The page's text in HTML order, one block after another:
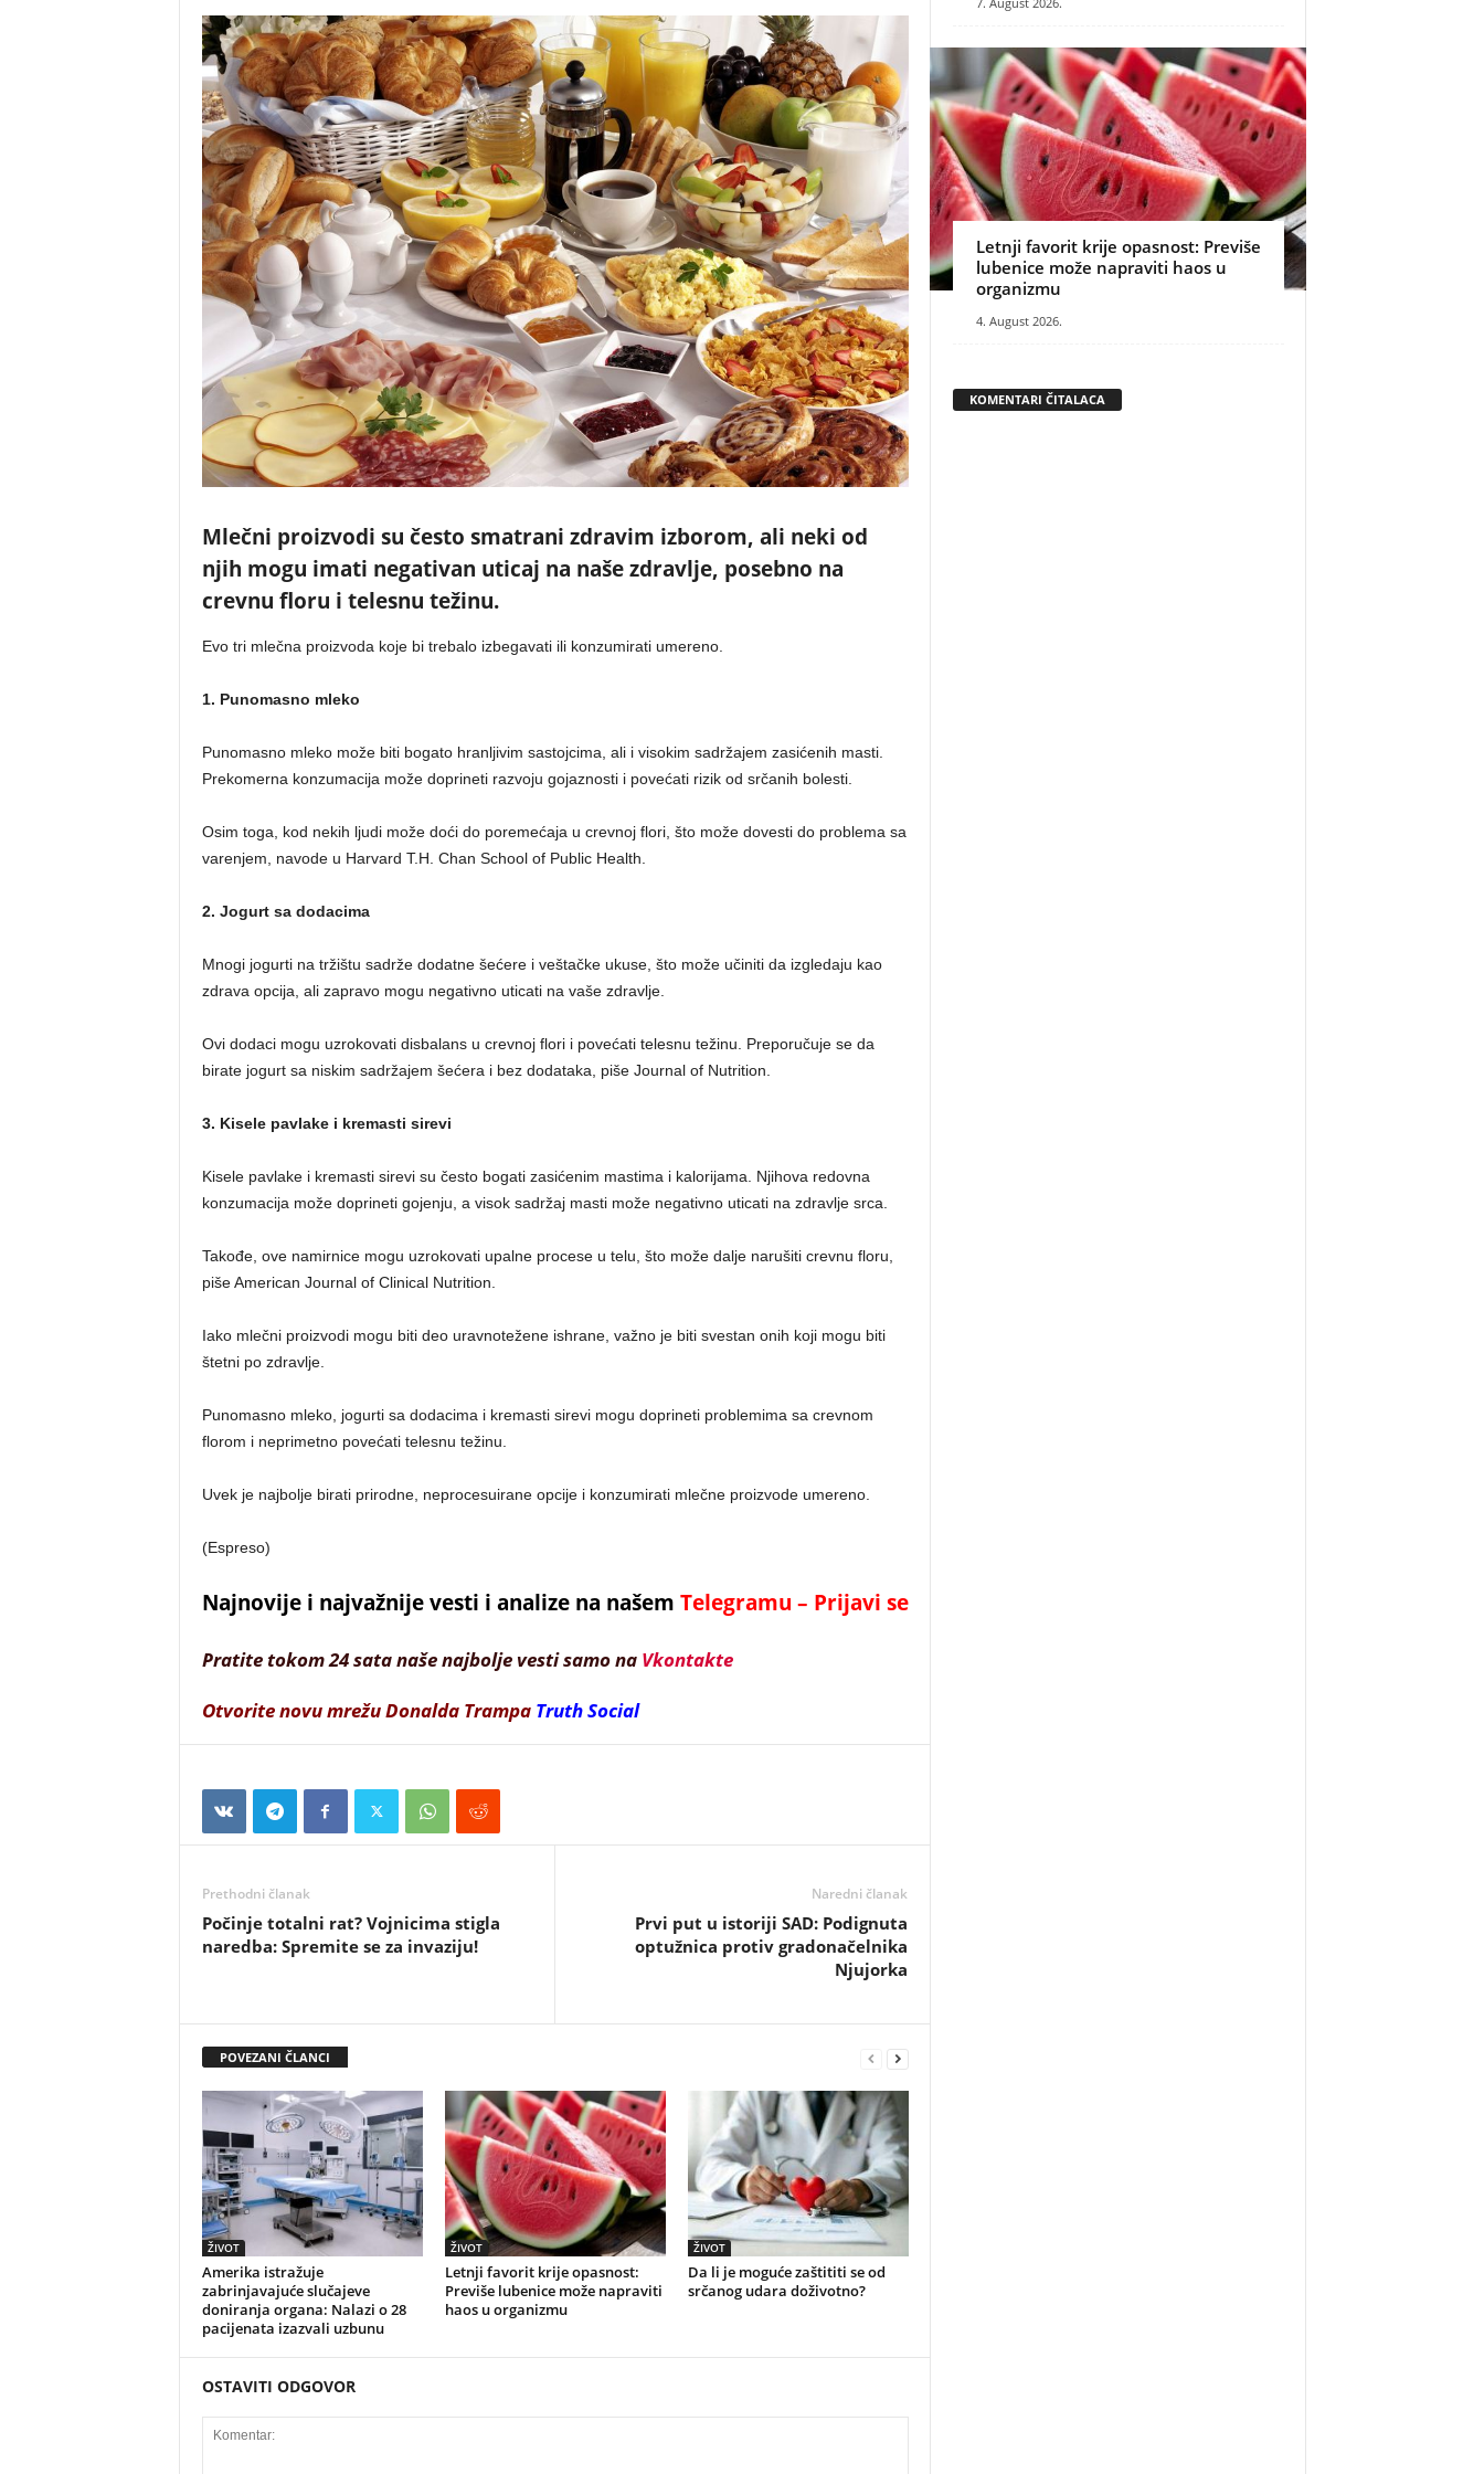
Mlečni proizvodi su često smatrani zdravim izborom, ali neki od
njih mogu imati negativan uticaj na naše zdravlje, posebno na
crevnu floru i telesnu težinu.
Evo tri mlečna proizvoda koje bi trebalo izbegavati ili konzumirati umereno.
1. Punomasno mleko
Punomasno mleko može biti bogato hranljivim sastojcima, ali i visokim sadržajem zasićenih masti.
Prekomerna konzumacija može doprineti razvoju gojaznosti i povećati rizik od srčanih bolesti.
Osim toga, kod nekih ljudi može doći do poremećaja u crevnoj flori, što može dovesti do problema sa
varenjem, navode u Harvard T.H. Chan School of Public Health.
2. Jogurt sa dodacima
Mnogi jogurti na tržištu sadrže dodatne šećere i veštačke ukuse, što može učiniti da izgledaju kao
zdrava opcija, ali zapravo mogu negativno uticati na vaše zdravlje.
Ovi dodaci mogu uzrokovati disbalans u crevnoj flori i povećati telesnu težinu. Preporučuje se da
birate jogurt sa niskim sadržajem šećera i bez dodataka, piše Journal of Nutrition.
3. Kisele pavlake i kremasti sirevi
Kisele pavlake i kremasti sirevi su često bogati zasićenim mastima i kalorijama. Njihova redovna
konzumacija može doprineti gojenju, a visok sadržaj masti može negativno uticati na zdravlje srca.
Takođe, ove namirnice mogu uzrokovati upalne procese u telu, što može dalje narušiti crevnu floru,
piše American Journal of Clinical Nutrition.
Iako mlečni proizvodi mogu biti deo uravnotežene ishrane, važno je biti svestan onih koji mogu biti
štetni po zdravlje.
Punomasno mleko, jogurti sa dodacima i kremasti sirevi mogu doprineti problemima sa crevnom
florom i neprimetno povećati telesnu težinu.
Uvek je najbolje birati prirodne, neprocesuirane opcije i konzumirati mlečne proizvode umereno.
(Espreso)
Najnovije i najvažnije vesti i analize na našem Telegramu – Prijavi se
Pratite tokom 24 sata naše najbolje vesti samo na Vkontakte
Otvorite novu mrežu Donalda Trampa Truth Social
Prethodni članak
Počinje totalni rat? Vojnicima stigla
naredba: Spremite se za invaziju!
Naredni članak
Prvi put u istoriji SAD: Podignuta
optužnica protiv gradonačelnika
Njujorka
POVEZANI ČLANCI
ŽIVOT
Amerika istražuje
zabrinjavajuće slučajeve
doniranja organa: Nalazi o 28
pacijenata izazvali uzbunu
ŽIVOT
Letnji favorit krije opasnost:
Previše lubenice može napraviti
haos u organizmu
ŽIVOT
Da li je moguće zaštititi se od
srčanog udara doživotno?
OSTAVITI ODGOVOR
Letnji favorit krije opasnost: Previše
lubenice može napraviti haos u
organizmu
4. August 2026.
KOMENTARI ČITALACA